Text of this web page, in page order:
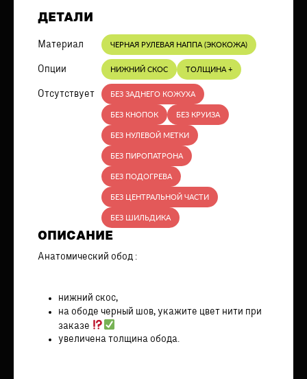
ОПИСАНИЕ
Анатомический обод :
нижний скос,
на ободе черный шов, укажите цвет нити при
заказе
увеличена толщина обода.
ДЕТАЛИ
Материал ЧЕРНАЯ РУЛЕВАЯ НАППА (ЭКОКОЖА)
Опции НИЖНИЙ СКОС ТОЛЩИНА +
Отсутствует БЕЗ ЗАДНЕГО КОЖУХА
БЕЗ КНОПОК БЕЗ КРУИЗА
БЕЗ НУЛЕВОЙ МЕТКИ
БЕЗ ПИРОПАТРОНА
БЕЗ ПОДОГРЕВА
БЕЗ ЦЕНТРАЛЬНОЙ ЧАСТИ
БЕЗ ШИЛЬДИКА